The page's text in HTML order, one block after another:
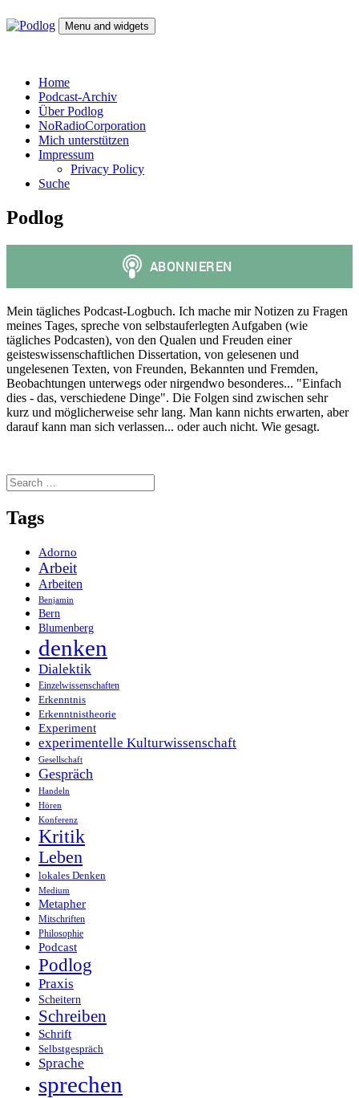
to
Menu and widgets
Home
Podcast-Archiv
Über Podlog
NoRadioCorporation
Mich unterstützen
Impressum
Privacy Policy
Suche
Podlog
Mein tägliches Podcast-Logbuch. Ich mache mir Notizen zu Fragen
meines Tages, spreche von selbstauferlegten Aufgaben (wie
tägliches Podcasten), von den Qualen und Freuden einer
geisteswissenschaftlichen Dissertation, von gelesenen und
ungelesenen Texten, von Freunden, Bekannten und Fremden,
Beobachtungen unterwegs oder nirgendwo besonderes... "Einfach
dies - das, verschiedene Dinge". Die Folgen sind zwischen sehr
kurz und möglicherweise sehr lang. Man kann nichts erwarten, aber
darauf kann man sich verlassen... oder auch nicht. Wie gesagt.
Search
for:
Tags
Adorno
Arbeit
Arbeiten
Benjamin
Bern
Blumenberg
denken
Dialektik
Einzelwissenschaften
Erkenntnis
Erkenntnistheorie
Experiment
experimentelle Kulturwissenschaft
Gesellschaft
Gespräch
Handeln
Hören
Konferenz
Kritik
Leben
lokales Denken
Medium
Metapher
Mitschriften
Philosophie
Podcast
Podlog
Praxis
Scheitern
Schreiben
Schrift
Selbstgespräch
Sprache
sprechen